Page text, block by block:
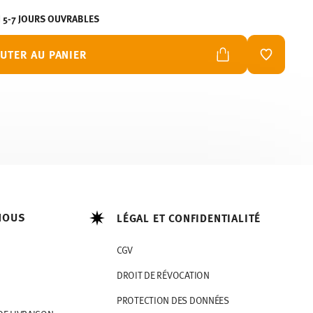
5-7 JOURS OUVRABLES
AU PANIER LISTE DE
LÉGAL ET CONFIDENTIALITÉ
CGV
DROIT DE RÉVOCATION
PROTECTION DES DONNÉES